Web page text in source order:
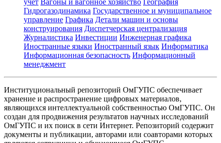
Гидрогазодинамика Государственное и муниципальное
управление Графика Детали машин и основы
конструирования Диспетчерская централизация
Журналистика Инвестиции Инженерная графика
Иностранные языки Иностранный язык Информатика
Информационная безопасность Информационный
менеджмент
Институциональный репозиторий ОмГУПС обеспечивает
хранение и распространение цифровых материалов,
являющихся интеллектуальной собственностью ОмГУПС. Он
создан для продвижения результатов научных исследований
ОмГУПС и их поиск в сети Интернет. Репозиторий содержит
документы и публикации, авторами или соавторами которых